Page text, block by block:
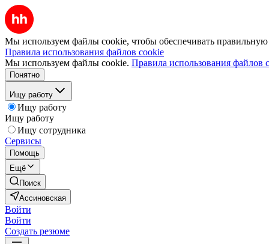
Мы используем файлы cookie, чтобы обеспечивать правильную
Правила использования файлов cookie
Мы используем файлы cookie. Правила использования файлов
Понятно
Ищу работу
Ищу работу
Ищу работу
Ищу сотрудника
Сервисы
Помощь
Ещё
Поиск
Ассиновская
Войти
Войти
Создать резюме